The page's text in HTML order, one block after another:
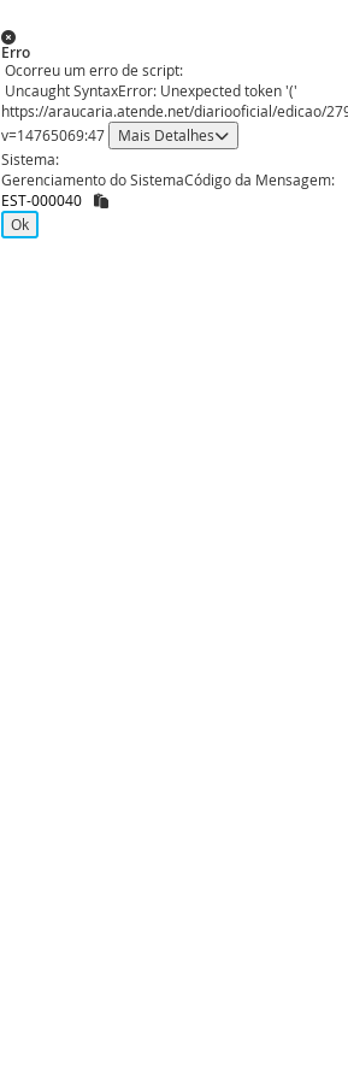
Erro
Ocorreu um erro de script:
Uncaught SyntaxError: Unexpected token '('
https://araucaria.atende.net/diariooficial/edicao/
v=14765069:47
Mais Detalhes
Sistema:
Gerenciamento do SistemaCódigo da Mensagem:
EST-000040
Ok